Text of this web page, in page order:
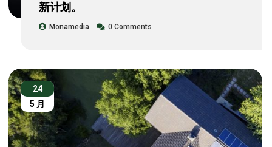
新计划。
Monamedia 0 Comments
24
5 月